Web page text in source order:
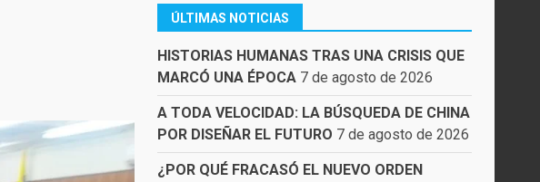
ÚLTIMAS NOTICIAS
HISTORIAS HUMANAS TRAS UNA CRISIS QUE
MARCÓ UNA ÉPOCA 7 de agosto de 2026
A TODA VELOCIDAD: LA BÚSQUEDA DE CHINA
POR DISEÑAR EL FUTURO 7 de agosto de 2026
¿POR QUÉ FRACASÓ EL NUEVO ORDEN